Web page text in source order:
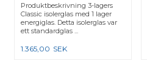
Produktbeskrivning 3-lagers
Classic isolerglas med 1 lager
energiglas. Detta isolerglas var
ett standardglas ...
1.365,00 SEK